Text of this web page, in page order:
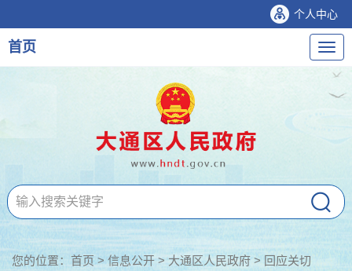
个人中心
导
航
首页
您的位置： 首页>信息公开> 大通区人民政府> 回应关切